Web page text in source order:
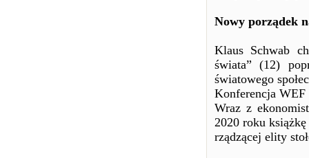
Nowy porządek
Klaus Schwab
świata” (12)
światowego
Konferencja WEF
Wraz z
2020 roku
rządzącej elity